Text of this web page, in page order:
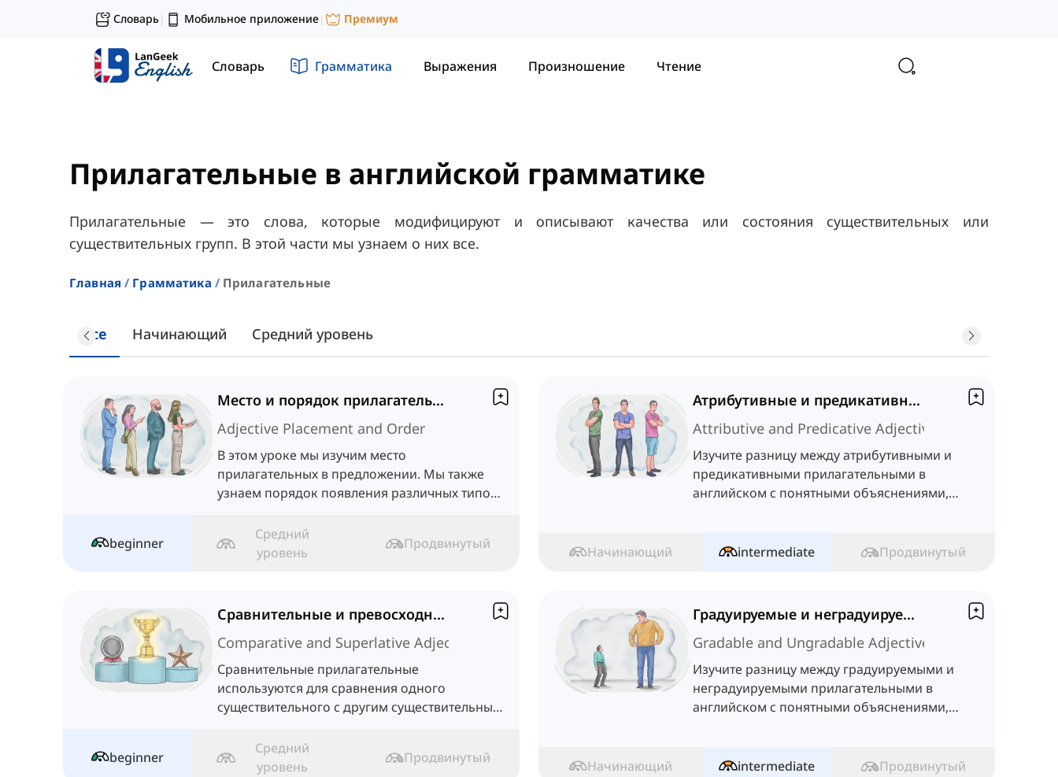
Словарь| Мобильное приложение| Премиум
Словарь Грамматика Выражения Произношение Чтение
Прилагательные в английской грамматике
Прилагательные — это слова, которые модифицируют и описывают качества или состояния существительных или
существительных групп. В этой части мы узнаем о них все.
Главная Грамматика Прилагательные
Все Начинающий Средний уровень
Место и порядок прилагательных
Adjective Placement and Order
В этом уроке мы изучим место
прилагательных в предложении. Мы также
узнаем порядок появления различных типов
beginner
Средний
уровень
Продвинутый
Атрибутивные и предикативные прилагательные
Attributive and Predicative Adjectives
Изучите разницу между атрибутивными и
предикативными прилагательными в
английском с понятными объяснениями,
Начинающий intermediate Продвинутый
Сравнительные и превосходные прилагательные
Comparative and Superlative Adjectives
Сравнительные прилагательные
используются для сравнения одного
существительного с другим существительным.
для сравнения трех или более
существительных.
beginner
Средний
уровень
Продвинутый
Градуируемые и неградуируемые прилагательные
Gradable and Ungradable Adjectives
Изучите разницу между градуируемыми и
неградуируемыми прилагательными в
английском с понятными объяснениями,
Начинающий intermediate Продвинутый